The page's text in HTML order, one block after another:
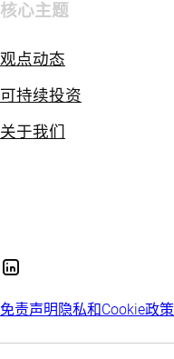
核心主题
观点动态
可持续投资
关于我们
免责声明 隐私和Cookie政策